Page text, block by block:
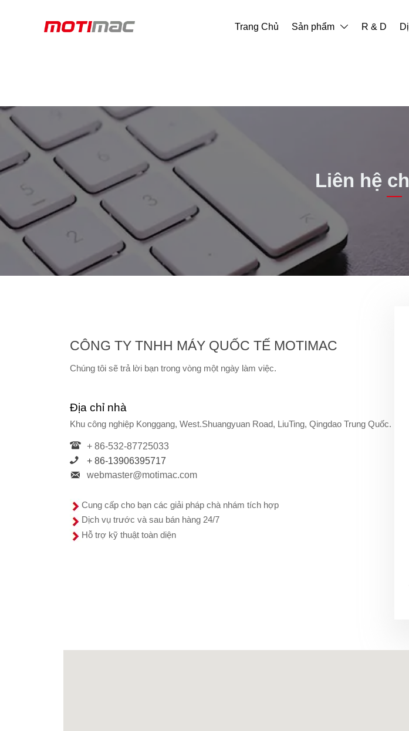
Trang Chủ Sản phẩm  R & D
Liên hệ
CÔNG TY TNHH MÁY QUỐC TẾ MOTIMAC
Chúng tôi sẽ trả lời bạn trong vòng một ngày làm việc.
Địa chỉ nhà
Khu công nghiệp Konggang, West.Shuangyuan Road, LiuTing, Qingdao Trung Quốc.
 + 86-532-87725033
 + 86-13906395717
 webmaster@motimac.com
Cung cấp cho bạn các giải pháp chà nhám tích hợp
Dịch vụ trước và sau bán hàng 24/7
Hỗ trợ kỹ thuật toàn diện